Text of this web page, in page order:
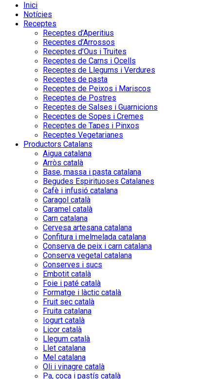
Inici
Notícies
Receptes
Receptes d’Aperitius
Receptes d’Arrossos
Receptes d’Ous i Truites
Receptes de Carns i Ocells
Receptes de Llegums i Verdures
Receptes de pasta
Receptes de Peixos i Mariscos
Receptes de Postres
Receptes de Salses i Guarnicions
Receptes de Sopes i Cremes
Receptes de Tapes i Pinxos
Receptes Vegetarianes
Productors Catalans
Aigua catalana
Arròs català
Base, massa i pasta catalana
Begudes Espirituoses Catalanes
Cafè i infusió catalana
Caragol català
Caramel català
Carn catalana
Cervesa artesana catalana
Confitura i melmelada catalana
Conserva de peix i carn catalana
Conserva vegetal catalana
Conserves i sucs
Embotit català
Foie i paté català
Formatge i làctic català
Fruit sec català
Fruita catalana
Iogurt català
Licor català
Llegum català
Llet catalana
Mel catalana
Oli i vinagre català
Pa, coca i pastís català